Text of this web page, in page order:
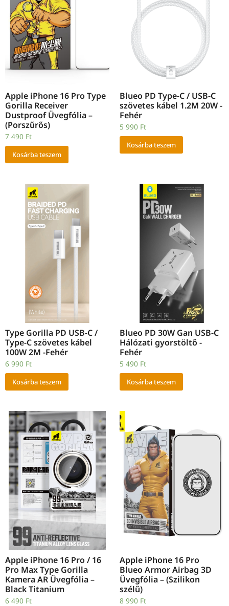
Apple iPhone 16 Pro Type
Gorilla Receiver
Dustproof Üvegfólia –
(Porszűrős)
7 490 Ft
Kosárba teszem
Blueo PD Type-C / USB-C
szövetes kábel 1.2M 20W -
Fehér
5 990 Ft
Kosárba teszem
Type Gorilla PD USB-C /
Type-C szövetes kábel
100W 2M -Fehér
6 990 Ft
Kosárba teszem
Blueo PD 30W Gan USB-C
Hálózati gyorstöltő -
Fehér
5 490 Ft
Kosárba teszem
Apple iPhone 16 Pro / 16
Pro Max Type Gorilla
Kamera AR Üvegfólia –
Black Titanium
6 490 Ft
Apple iPhone 16 Pro
Blueo Armor Airbag 3D
Üvegfólia – (Szilikon
szélű)
8 990 Ft